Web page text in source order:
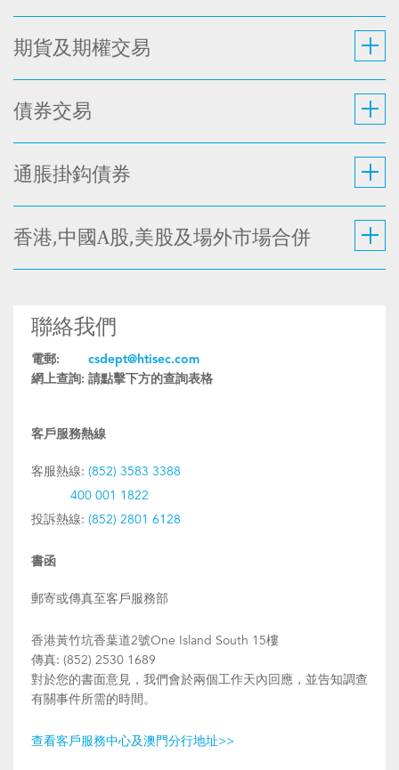
期貨及期權交易
債券交易
通脹掛鈎債券
香港,中國A股,美股及場外市場合併
聯絡我們
電郵:
csdept@htisec.com
網上查詢: 請點擊下方的查詢表格
客戶服務熱線
客服熱線: (852) 3583 3388
400 001 1822
投訴熱線: (852) 2801 6128
書函
郵寄或傳真至客戶服務部
香港黃竹坑香葉道2號One Island South 15樓
傳真: (852) 2530 1689
對於您的書面意見，我們會於兩個工作天內回應，並告知調查
有關事件所需的時間。
查看客戶服務中心及澳門分行地址>>